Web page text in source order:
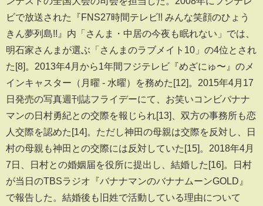
ビで放送された『FNS27時間テレビ!! みんな笑顔のひょう
きん夢列島!!』内「さんま・中居の今夜も眠れない」では、
明石家さんまが選ぶ「さんまのラブメイト10」の4位とされ
た[8]。2013年4月から1年間フジテレビ『めざにゅ〜』のメ
インキャスター（月曜 - 水曜）を務めた[12]。2015年4月17
日発売の写真週刊誌フライデーにて、お笑いコンビバナナ
マンの日村勇紀との交際を報じられ[13]、双方の事務所も恋
人交際を認めた[14]。ただし神田の母親は交際を反対し、日
村の母親も神田との交際には反対していた[15]。2018年4月
7日、日村との婚姻届を役所に提出し、結婚した[16]。日村
が当日のTBSラジオ『バナナマンのバナナムーンGOLD』
で報告した。結婚後も旧姓で活動している理由について